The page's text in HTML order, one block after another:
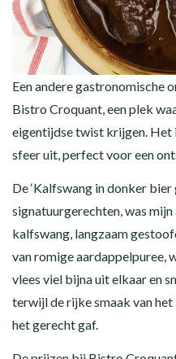
Een andere gastronomische
Bistro Croquant, een plek
eigentijdse twist krijgen. Het
sfeer uit, perfect voor een
De ‘Kalfswang in donker bier
signatuurgerechten, was
kalfswang, langzaam
van romige aardappelpuree,
vlees viel bijna uit elkaar en
terwijl de rijke smaak van
het gerecht gaf.